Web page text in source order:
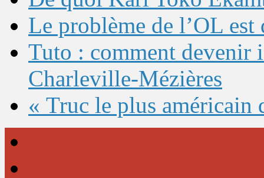
Le problème de l’OL
Tuto : comment devenir
Charleville-Mézières
« Truc le plus américain